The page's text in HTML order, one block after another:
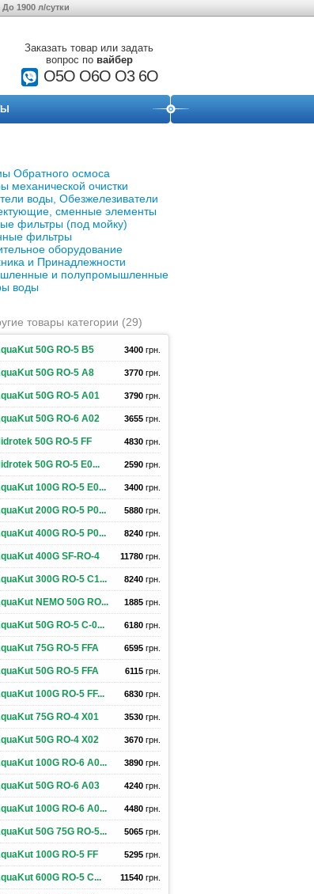
1900 л/сутки
Заказать товар или задать
вопрос по вайбер
О5О O6O O3 6O
Обратного осмоса
механической очистки
воды, Обезжелезиватели
сменные элементы
фильтры (под мойку)
фильтры
оборудование
и Принадлежности
и полупромышленные
воды
товары категории (29)
50G RO-5 B5 3400 грн.
50G RO-5 А8 3770 грн.
50G RO-5 A01 3790 грн.
50G RO-6 A02 3655 грн.
50G RO-5 FF 4830 грн.
50G RO-5 E0... 2590 грн.
100G RO-5 E0... 3400 грн.
200G RO-5 P0... 5880 грн.
400G RO-5 P0... 8240 грн.
400G SF-RO-4 11780 грн.
300G RO-5 C1... 8240 грн.
NEMO 50G RO... 1885 грн.
50G RO-5 С-0... 6180 грн.
75G RO-5 FFA 6595 грн.
50G RO-5 FFA 6115 грн.
100G RO-5 FF... 6830 грн.
75G RO-4 X01 3530 грн.
50G RO-4 X02 3670 грн.
100G RO-6 A0... 3890 грн.
50G RO-6 A03 4240 грн.
100G RO-6 A0... 4480 грн.
50G 75G RO-5... 5065 грн.
100G RO-5 FF 5295 грн.
600G RO-5 С... 11540 грн.